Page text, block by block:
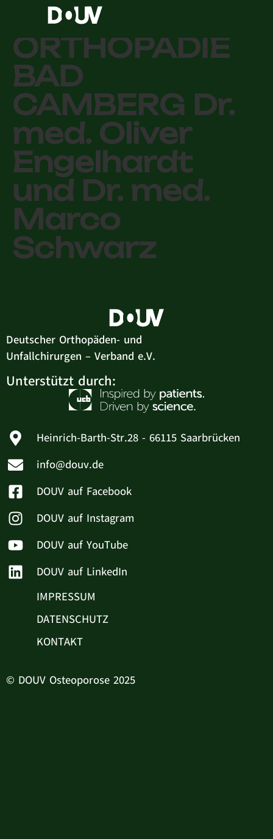
ORTHOPÄDIE
BAD
CAMBERG Dr.
med. Oliver
Engelhardt
und Dr. med.
Marco
Schwarz
Deutscher Orthopäden- und
Unfallchirurgen – Verband e.V.
Unterstützt durch:
Heinrich-Barth-Str.28 - 66115 Saarbrücken
info@douv.de
DOUV auf Facebook
DOUV auf Instagram
DOUV auf YouTube
DOUV auf LinkedIn
IMPRESSUM
DATENSCHUTZ
KONTAKT
© DOUV Osteoporose 2025